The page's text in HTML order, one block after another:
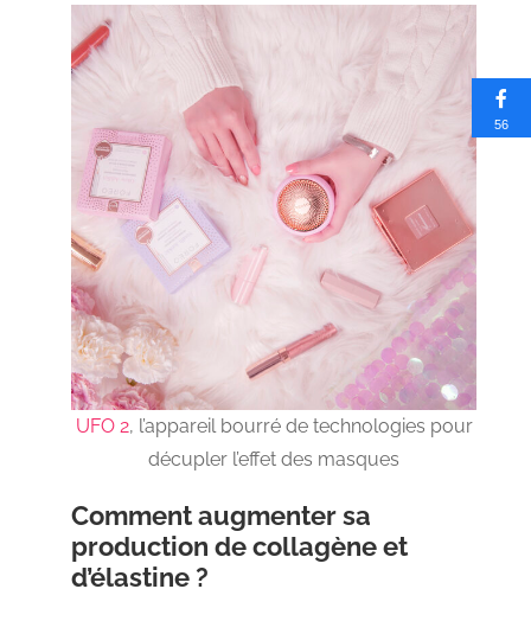
UFO 2, l’appareil bourré de technologies pour
décupler l’effet des masques
Comment augmenter sa
production de collagène et
d’élastine ?
56